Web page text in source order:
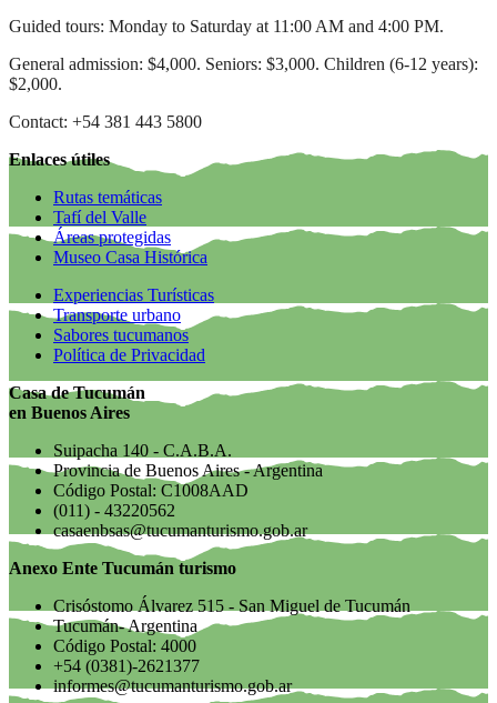
Guided tours: Monday to Saturday at 11:00 AM and 4:00 PM.
General admission: $4,000. Seniors: $3,000. Children (6-12 years):
$2,000.
Contact: +54 381 443 5800
Enlaces útiles
Rutas temáticas
Tafí del Valle
Áreas protegidas
Museo Casa Histórica
Experiencias Turísticas
Transporte urbano
Sabores tucumanos
Política de Privacidad
Casa de Tucumán
en Buenos Aires
Suipacha 140 - C.A.B.A.
Provincia de Buenos Aires - Argentina
Código Postal: C1008AAD
(011) - 43220562
casaenbsas@tucumanturismo.gob.ar
Anexo Ente Tucumán turismo
Crisóstomo Álvarez 515 - San Miguel de Tucumán
Tucumán- Argentina
Código Postal: 4000
+54 (0381)-2621377
informes@tucumanturismo.gob.ar